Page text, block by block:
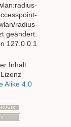
radius-
geändert:
127.0.0.1
Inhalt
Alike 4.0